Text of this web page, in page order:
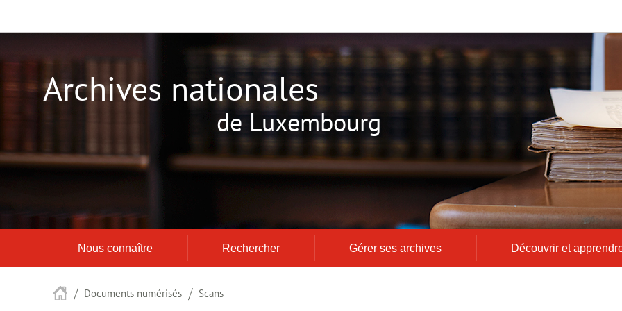
Archives nationales
de Luxembourg
Nous connaître Rechercher Gérer ses archives Découvrir et
Accueil
Documents numérisés Scans